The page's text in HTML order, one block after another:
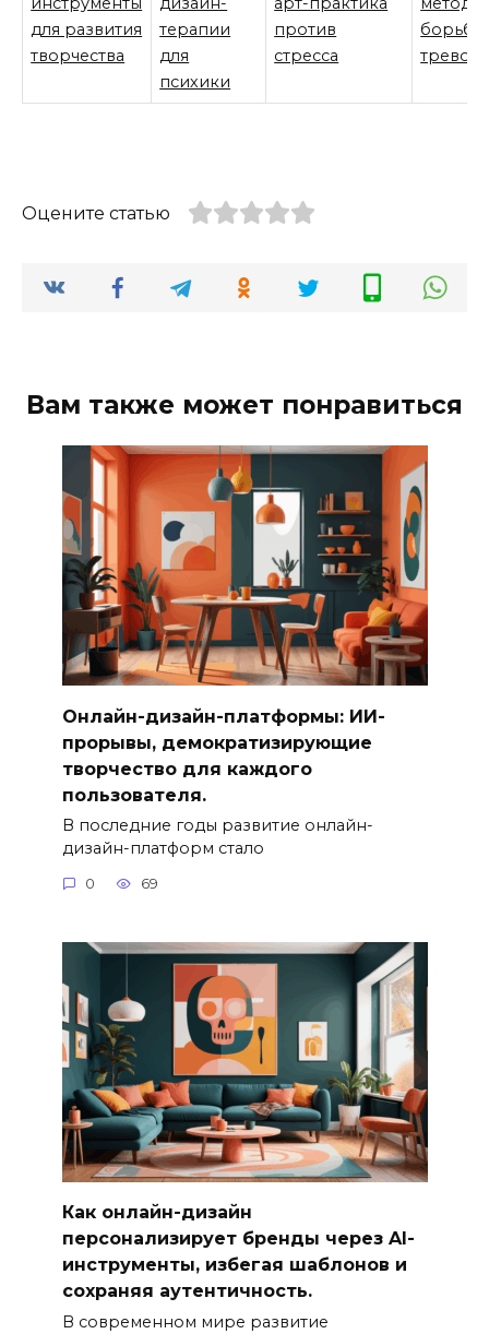
для развития
творчества
терапии
для
психики
против
стресса
борьбы
Оцените статью
Вам также может понравиться
Онлайн-дизайн-платформы: ИИ-
прорывы, демократизирующие
творчество для каждого
пользователя.
В последние годы развитие онлайн-
дизайн-платформ стало
0 69
Как онлайн-дизайн
персонализирует бренды через AI-
инструменты, избегая шаблонов и
сохраняя аутентичность.
В современном мире развитие